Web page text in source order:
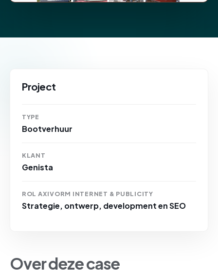
Project
TYPE
Bootverhuur
KLANT
Genista
ROL AXIVORM INTERNET & PUBLICITY
Strategie, ontwerp, development en SEO
Over deze case